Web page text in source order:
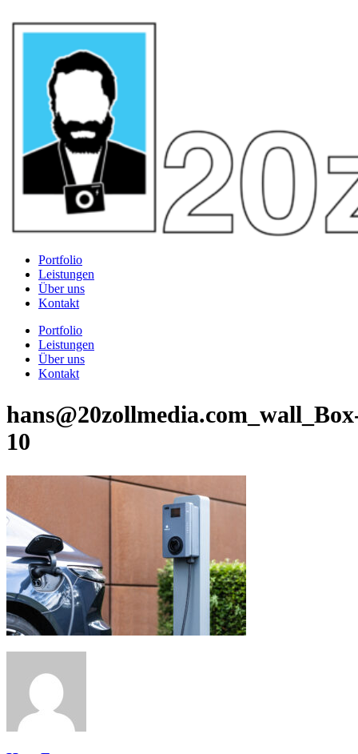
Portfolio
Leistungen
Über uns
Kontakt
Portfolio
Leistungen
Über uns
Kontakt
10